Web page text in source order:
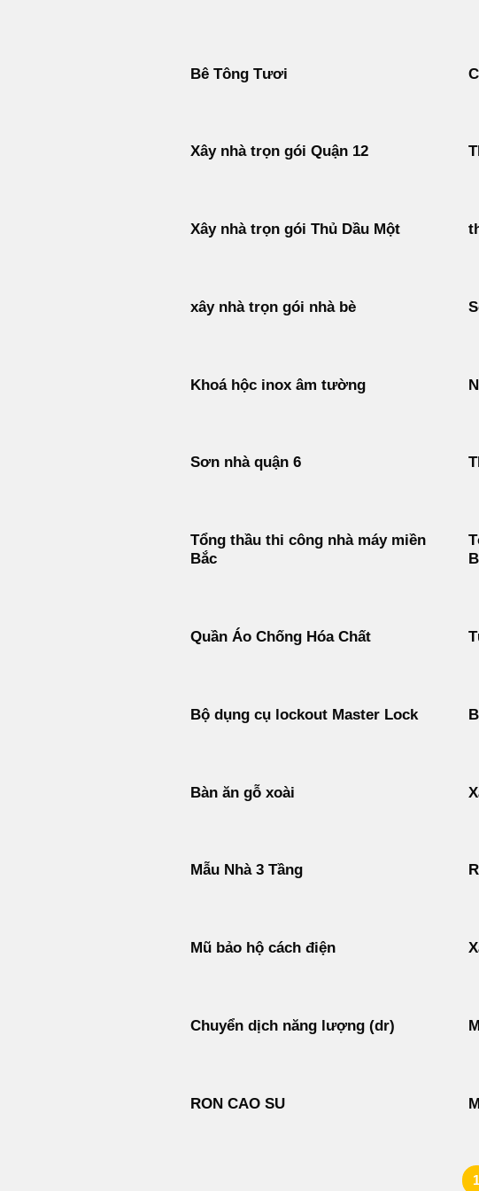
Bê Tông Tươi
Xây nhà trọn gói Quận 12
Xây nhà trọn gói Thủ Dầu Một
xây nhà trọn gói nhà bè
Khoá hộc inox âm tường
Sơn nhà quận 6
Tổng thầu thi công nhà máy miền
Bắc
Quần Áo Chống Hóa Chất
Bộ dụng cụ lockout Master Lock
Bàn ăn gỗ xoài
Mẫu Nhà 3 Tầng
Mũ bảo hộ cách điện
Chuyển dịch năng lượng (dr)
RON CAO SU
1